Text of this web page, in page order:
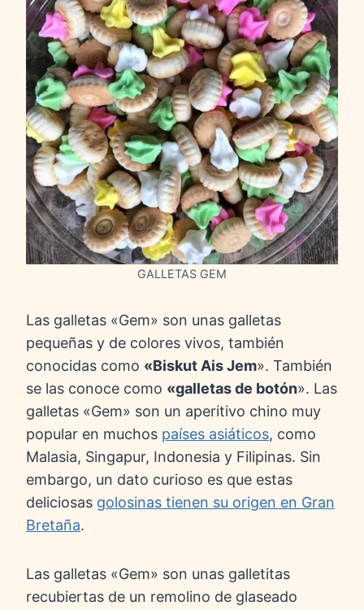
GALLETAS GEM
Las galletas «Gem» son unas galletas
pequeñas y de colores vivos, también
conocidas como «Biskut Ais Jem». También
se las conoce como «galletas de botón». Las
galletas «Gem» son un aperitivo chino muy
popular en muchos países asiáticos, como
Malasia, Singapur, Indonesia y Filipinas. Sin
embargo, un dato curioso es que estas
deliciosas golosinas tienen su origen en Gran
Bretaña.
Las galletas «Gem» son unas galletitas
recubiertas de un remolino de glaseado